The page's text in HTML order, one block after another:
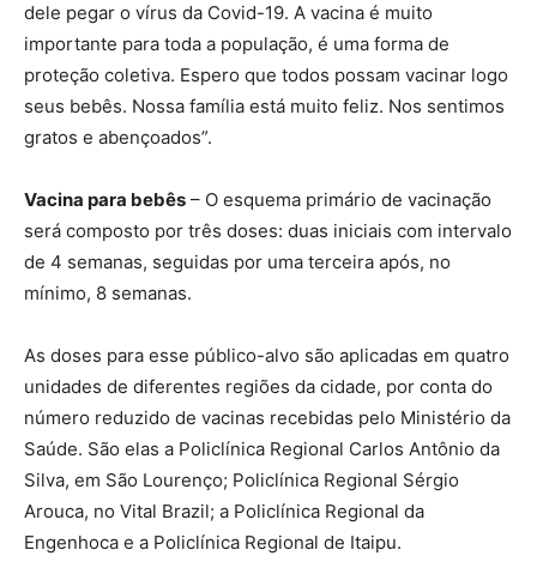
dele pegar o vírus da Covid-19. A vacina é muito
importante para toda a população, é uma forma de
proteção coletiva. Espero que todos possam vacinar logo
seus bebês. Nossa família está muito feliz. Nos sentimos
gratos e abençoados”.
Vacina para bebês – O esquema primário de vacinação
será composto por três doses: duas iniciais com intervalo
de 4 semanas, seguidas por uma terceira após, no
mínimo, 8 semanas.
As doses para esse público-alvo são aplicadas em quatro
unidades de diferentes regiões da cidade, por conta do
número reduzido de vacinas recebidas pelo Ministério da
Saúde. São elas a Policlínica Regional Carlos Antônio da
Silva, em São Lourenço; Policlínica Regional Sérgio
Arouca, no Vital Brazil; a Policlínica Regional da
Engenhoca e a Policlínica Regional de Itaipu.